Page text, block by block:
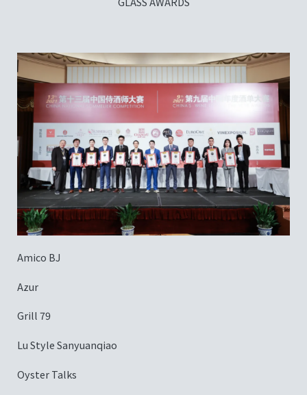
Amico BJ
Azur
Grill 79
Lu Style Sanyuanqiao
Oyster Talks